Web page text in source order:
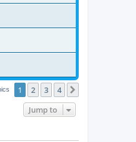
1 2 3 4
Jump to